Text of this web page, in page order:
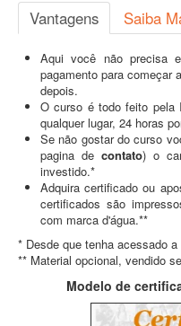
Vantagens Saiba
Aqui você não precisa
pagamento para começar
depois.
O curso é todo feito pela
qualquer lugar, 24 horas
Se não gostar do curso
pagina de contato) o
investido.*
Adquira certificado ou
certificados são
com marca d'água.**
* Desde que tenha acessado
** Material opcional, vendido
Modelo de